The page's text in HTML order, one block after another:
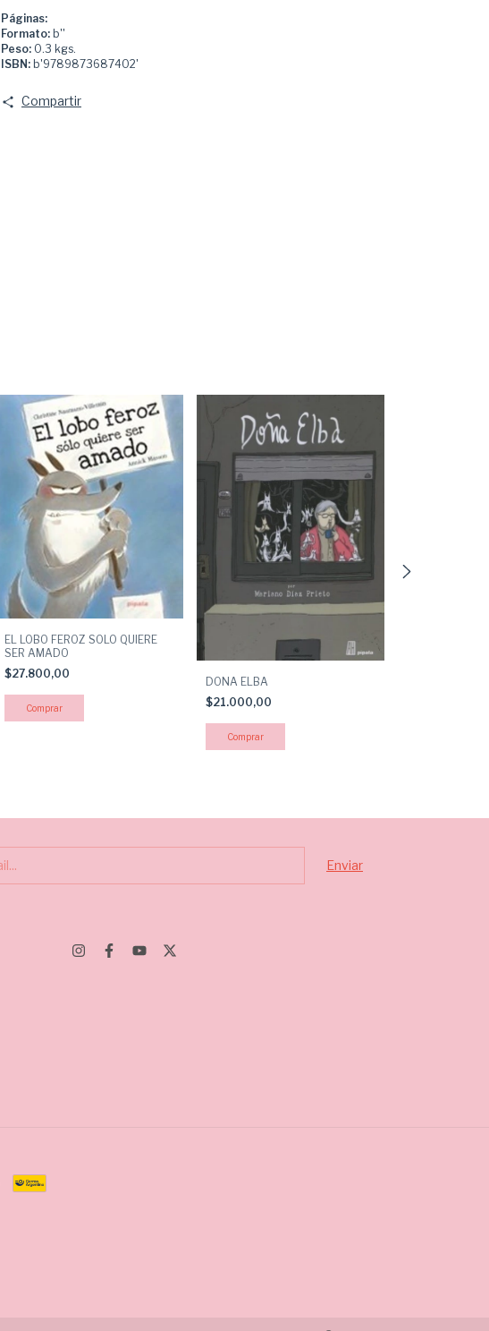
Páginas:
Formato: b''
Peso: 0.3 kgs.
ISBN: b'9789873687402'
Compartir
EL LOBO FEROZ SOLO QUIERE
SER AMADO
$27.800,00
DONA ELBA
$21.000,00